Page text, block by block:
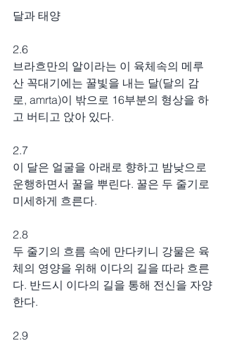
달과 태양
2.6
브라흐만의 알이라는 이 육체속의 메루
산 꼭대기에는 꿀빛을 내는 달(달의 감
로, amrta)이 밖으로 16부분의 형상을 하
고 버티고 앉아 있다.
2.7
이 달은 얼굴을 아래로 향하고 밤낮으로
운행하면서 꿀을 뿌린다. 꿀은 두 줄기로
미세하게 흐른다.
2.8
두 줄기의 흐름 속에 만다키니 강물은 육
체의 영양을 위해 이다의 길을 따라 흐른
다. 반드시 이다의 길을 통해 전신을 자양
한다.
2.9